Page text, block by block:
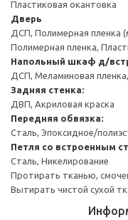
Пластиковая окантовка
Дверь
ДСП, Полимерная пленка
Полимерная пленка,
Напольный шкаф д/
ДСП, Меламиновая
Задняя стенка:
ДВП, Акриловая краска
Передняя обвязка:
Сталь, Эпоксидное/
Петля со встроенным
Сталь, Никелирование
Протирать тканью,
Вытирать чистой сухой